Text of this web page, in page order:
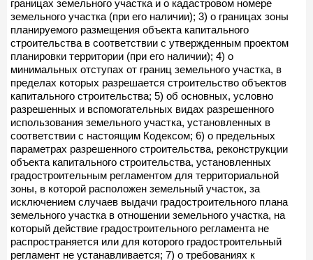
границах земельного участка и о кадастровом номере
земельного участка (при его наличии); 3) о границах зоны
планируемого размещения объекта капитального
строительства в соответствии с утвержденным проектом
планировки территории (при его наличии); 4) о
минимальных отступах от границ земельного участка, в
пределах которых разрешается строительство объектов
капитального строительства; 5) об основных, условно
разрешенных и вспомогательных видах разрешенного
использования земельного участка, установленных в
соответствии с настоящим Кодексом; 6) о предельных
параметрах разрешенного строительства, реконструкции
объекта капитального строительства, установленных
градостроительным регламентом для территориальной
зоны, в которой расположен земельный участок, за
исключением случаев выдачи градостроительного плана
земельного участка в отношении земельного участка, на
который действие градостроительного регламента не
распространяется или для которого градостроительный
регламент не устанавливается; 7) о требованиях к